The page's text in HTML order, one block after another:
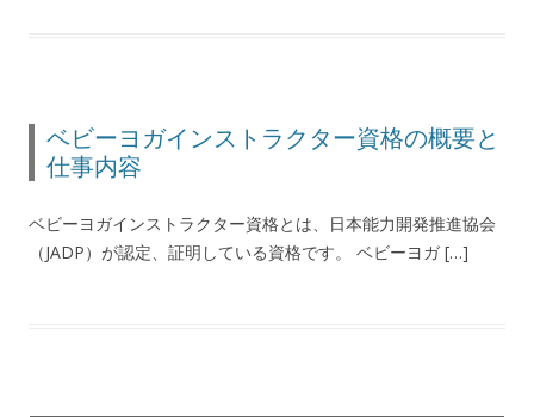
ベビーヨガインストラクター資格の概要と
仕事内容
ベビーヨガインストラクター資格とは、日本能力開発推進協会
（JADP）が認定、証明している資格です。 ベビーヨガ […]